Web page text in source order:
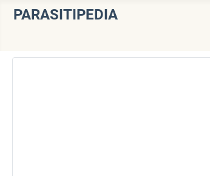
PARASITIPEDIA